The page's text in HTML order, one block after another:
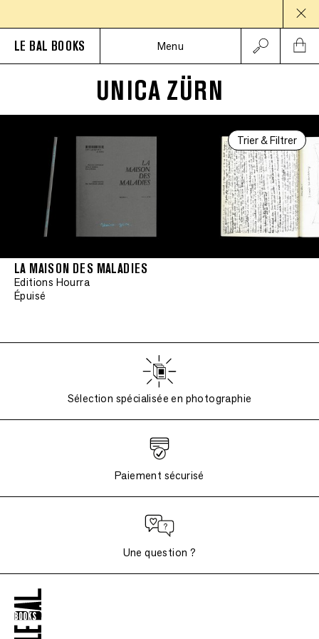
LE BAL BOOKS Menu
UNICA ZÜRN
Trier & Filtrer
LA MAISON DES MALADIES
Editions Hourra
Épuisé
Sélection spécialisée en photographie
Paiement sécurisé
Une question ?